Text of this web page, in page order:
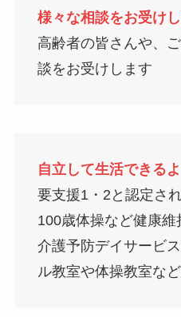
様々な相談をお受け
高齢者の皆さんや、
談をお受けします
自立して生活できる
要支援1・2と認定さ
100歳体操など健康
介護予防デイサービ
ル教室や体操教室な